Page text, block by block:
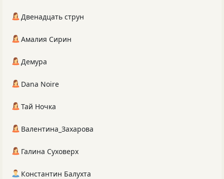
Двенадцать струн
Амалия Сирин
Демура
Dana Noire
Тай Ночка
Валентина_Захарова
Галина Суховерх
Константин Балухта